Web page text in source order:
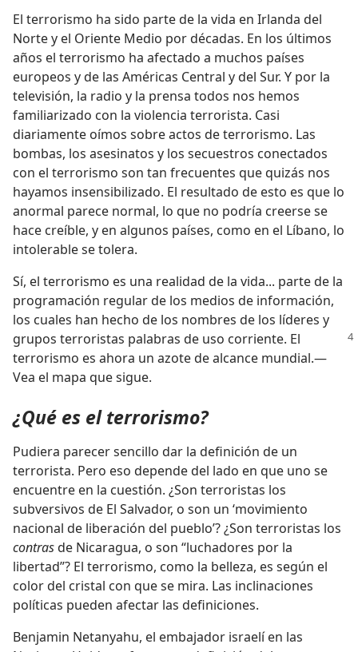
El terrorismo ha sido parte de la vida en Irlanda del
Norte y el Oriente Medio por décadas. En los últimos
años el terrorismo ha afectado a muchos países
europeos y de las Américas Central y del Sur. Y por la
televisión, la radio y la prensa todos nos hemos
familiarizado con la violencia terrorista. Casi
diariamente oímos sobre actos de terrorismo. Las
bombas, los asesinatos y los secuestros conectados
con el terrorismo son tan frecuentes que quizás nos
hayamos insensibilizado. El resultado de esto es que lo
anormal parece normal, lo que no podría creerse se
hace creíble, y en algunos países, como en el Líbano, lo
intolerable se tolera.
Sí, el terrorismo es una realidad de la vida... parte de la
programación regular de los medios de información,
los cuales han hecho de los nombres de los líderes y
grupos terroristas palabras de uso corriente. El
terrorismo es ahora un azote de alcance mundial.—
Vea el mapa que sigue.
¿Qué es el terrorismo?
Pudiera parecer sencillo dar la definición de un
terrorista. Pero eso depende del lado en que uno se
encuentre en la cuestión. ¿Son terroristas los
subversivos de El Salvador, o son un ‘movimiento
nacional de liberación del pueblo’? ¿Son terroristas los
contrasde Nicaragua, o son “luchadores por la
libertad”? El terrorismo, como la belleza, es según el
color del cristal con que se mira. Las inclinaciones
políticas pueden afectar las definiciones.
Benjamin Netanyahu, el embajador israelí en las